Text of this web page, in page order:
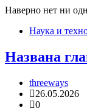
Наверно нет ни
Наука и
Названа
threeways
26.05.2026
0